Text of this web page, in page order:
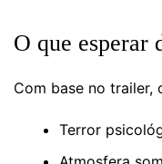
O que esperar
Com base no trailer,
Terror